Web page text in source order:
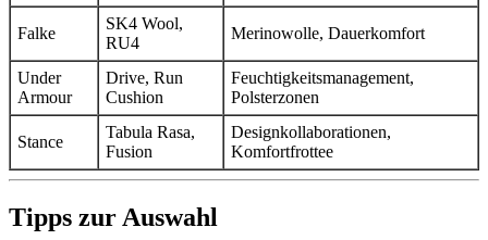
Falke
SK4 Wool,
RU4
Merinowolle, Dauerkomfort
Under
Armour
Drive, Run
Cushion
Feuchtigkeitsmanagement,
Polsterzonen
Stance
Tabula Rasa,
Fusion
Designkollaborationen,
Komfortfrottee
Tipps zur Auswahl